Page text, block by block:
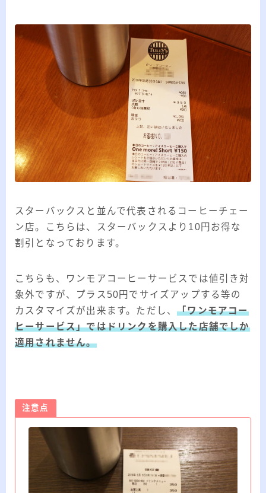
スターバックスと並んで代表されるコーヒーチェー
ン店。こちらは、スターバックスより10円お得な
割引となっております。
こちらも、ワンモアコーヒーサービスでは値引き対
象外ですが、プラス50円でサイズアップする等の
カスタマイズが出来ます。ただし、「ワンモアコー
ヒーサービス」ではドリンクを購入した店舗でしか
適用されません。
注意点